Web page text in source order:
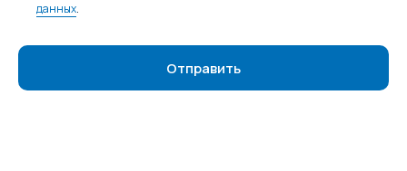
данных.
Отправить